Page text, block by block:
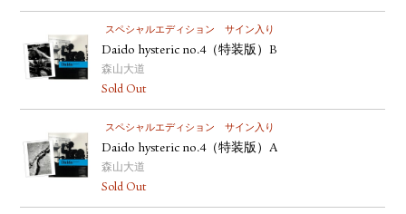
スペシャルエディション サイン入り
Daido hysteric no.4（特装版）B
森山大道
Sold Out
スペシャルエディション サイン入り
Daido hysteric no.4（特装版）A
森山大道
Sold Out
YOUTUBE